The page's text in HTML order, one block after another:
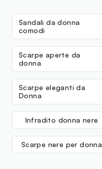
Sandali da donna
comodi
Scarpe aperte da
donna
Scarpe eleganti da
Donna
Infradito donna nere
Scarpe nere per donna